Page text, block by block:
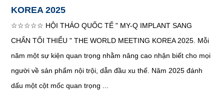
KOREA 2025
☆☆☆☆☆ HỘI THẢO QUỐC TẾ " MY-Q IMPLANT SANG
CHẤN TỐI THIỂU " THE WORLD MEETING KOREA 2025. Mỗi
năm một sự kiện quan trọng nhằm nâng cao nhận biết cho mọi
người về sản phẩm nội trội, dẫn đầu xu thế. Năm 2025 đánh
dấu một cột mốc quan trọng ...